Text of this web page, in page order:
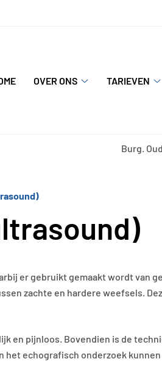
OVER ONS
TARIEVEN
Burg.
er gebruikt gemaakt wordt van
zachte en hardere weefsels.
en pijnloos. Bovendien is de
het echografisch onderzoek